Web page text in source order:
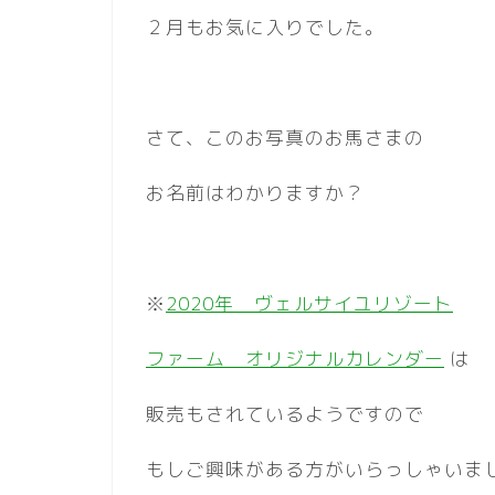
２月もお気に入りでした。
さて、このお写真のお馬さまの
お名前はわかりますか？
※ 2020年 ヴェルサイユリゾート
ファーム オリジナルカレンダー は
販売もされているようですので
もしご興味がある方がいらっしゃいま